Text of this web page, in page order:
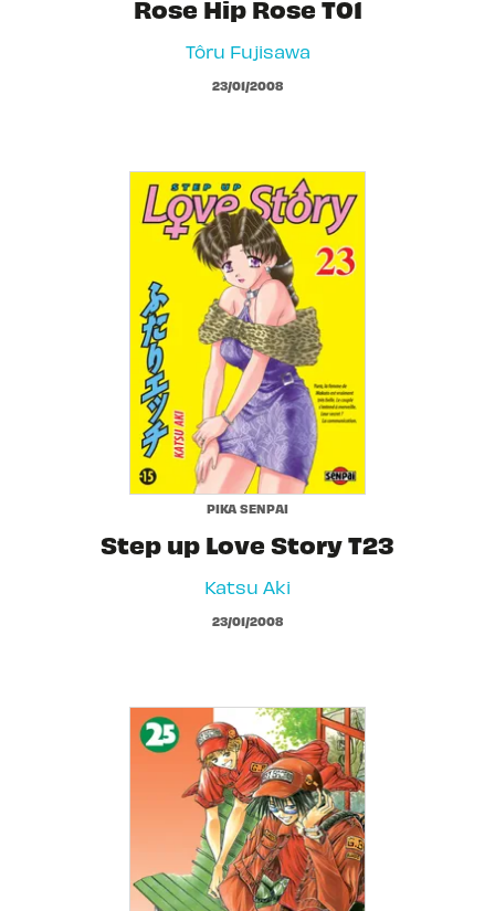
Rose Hip Rose T01
Tôru Fujisawa
23/01/2008
PIKA SENPAI
Step up Love Story T23
Katsu Aki
23/01/2008